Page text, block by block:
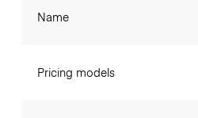
Name
Pricing models